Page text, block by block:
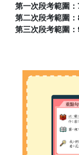
第一次段考範圍
第二次段考範圍
第三次段考範圍